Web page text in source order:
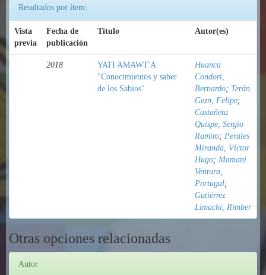
Resultados por ítem:
Vista
previa
Fecha de
publicación
Título Autor(es)
2018
YATI AMAWT'A
"Conocimientos y saber
de los Sabios"
Huanca
Condori,
Bernardo; Terán
Gezn, Felipe;
Castañeta
Quispe, Sergio
Ramiro; Perales
Miranda, Víctor
Hugo; Mamani
Ventura,
Portugal;
Gutiérrez
Limachi, Rimber
Otras opciones relacionadas
Autor